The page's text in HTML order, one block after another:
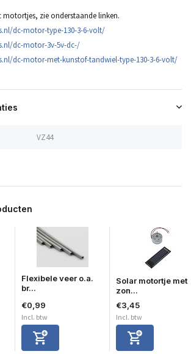
zie onderstaande linken.
dc-motor-type-130-3-6-volt/
dc-motor-3v-5v-dc-/
dc-motor-met-kunstof-tandwiel-type-130-3-6-volt/
VZ44
Flexibele veer o.a.
br...
€0,99
Incl. btw
Solar motortje met
zon...
€3,45
Incl. btw